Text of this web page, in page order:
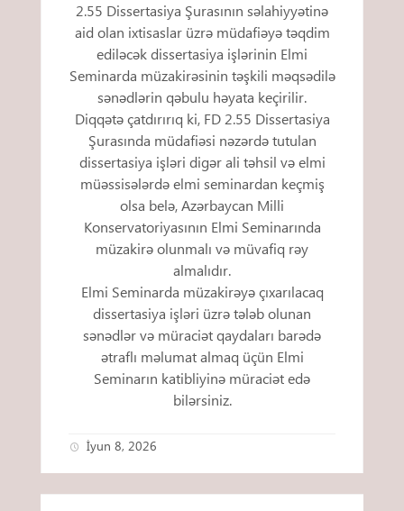
2.55 Dissertasiya Şurasının səlahiyyətinə
aid olan ixtisaslar üzrə müdafiəyə təqdim
ediləcək dissertasiya işlərinin Elmi
Seminarda müzakirəsinin təşkili məqsədilə
sənədlərin qəbulu həyata keçirilir.
Diqqətə çatdırırıq ki, FD 2.55 Dissertasiya
Şurasında müdafiəsi nəzərdə tutulan
dissertasiya işləri digər ali təhsil və elmi
müəssisələrdə elmi seminardan keçmiş
olsa belə, Azərbaycan Milli
Konservatoriyasının Elmi Seminarında
müzakirə olunmalı və müvafiq rəy
almalıdır.
Elmi Seminarda müzakirəyə çıxarılacaq
dissertasiya işləri üzrə tələb olunan
sənədlər və müraciət qaydaları barədə
ətraflı məlumat almaq üçün Elmi
Seminarın katibliyinə müraciət edə
bilərsiniz.
İyun 8, 2026